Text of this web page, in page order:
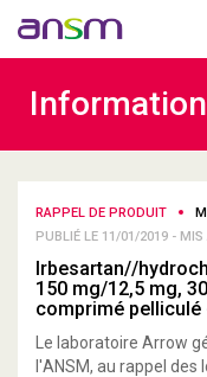
RAPPEL DE PRODUIT
PUBLIÉ LE 11/01/2019 -
Irbesartan//
150 mg/12,5 mg,
comprimé
Le laboratoire Arrow
l'ANSM, au rappel